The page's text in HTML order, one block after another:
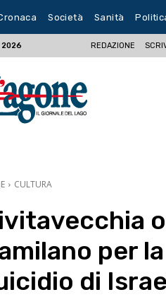
Società Sanità
REDAZIONE
CULTURA
per
di